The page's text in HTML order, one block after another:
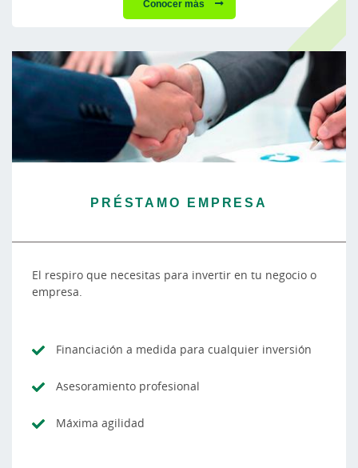
Conocer más
PRÉSTAMO EMPRESA
El respiro que necesitas para invertir en tu negocio o
empresa.
Financiación a medida para cualquier inversión
Asesoramiento profesional
Máxima agilidad